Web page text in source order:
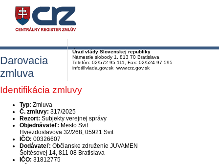
Úrad vlády Slovenskej republiky
Námestie slobody 1, 813 70 Bratislava
Telefón: 02/572 95 111, Fax: 02/524 97 595
info@vlada.gov.sk www.crz.gov.sk
Darovacia
zmluva
Identifikácia zmluvy
Typ: Zmluva
Č. zmluvy: 317/2025
Rezort: Subjekty verejnej správy
Objednávateľ: Mesto Svit
Hviezdoslavova 32/268, 05921 Svit
IČO: 00326607
Dodávateľ: Občianske združenie JUVAMEN
Šoltésovej 14, 811 08 Bratislava
IČO: 31812775